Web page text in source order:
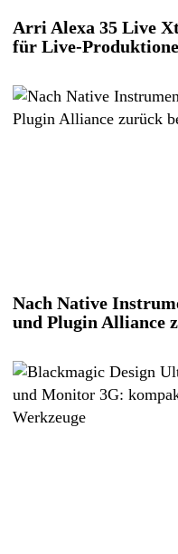
Arri Alexa 35 Live
für Live-
Nach Native
und Plugin Alliance